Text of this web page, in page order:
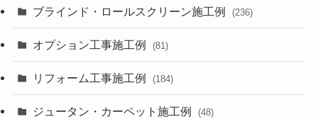
ブラインド・ロールスクリーン施工例 (236)
オプション工事施工例 (81)
リフォーム工事施工例 (184)
ジュータン・カーペット施工例 (48)